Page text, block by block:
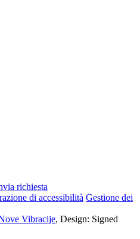
richiesta
di accessibilità Gestione dei
Vibracije, Design: Signed